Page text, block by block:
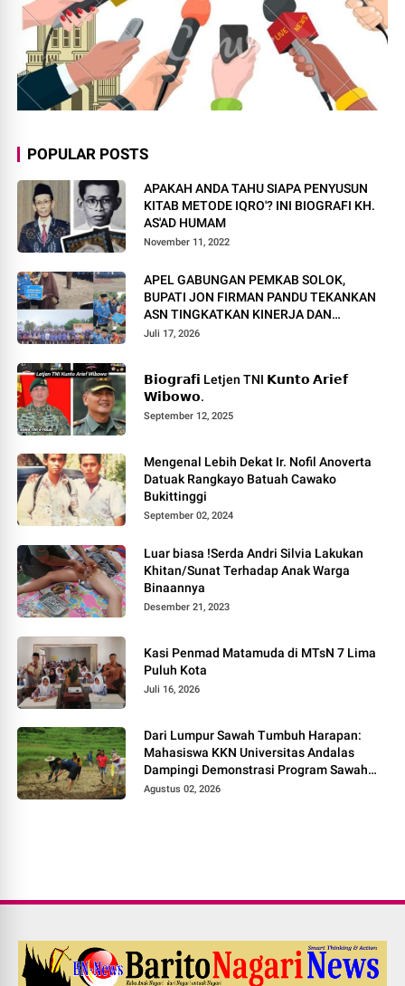
POPULAR POSTS
APAKAH ANDA TAHU SIAPA PENYUSUN
KITAB METODE IQRO'? INI BIOGRAFI KH.
AS'AD HUMAM
November 11, 2022
APEL GABUNGAN PEMKAB SOLOK,
BUPATI JON FIRMAN PANDU TEKANKAN
ASN TINGKATKAN KINERJA DAN
PELAYANAN MASYARAKAT.
Juli 17, 2026
𝗕𝗶𝗼𝗴𝗿𝗮𝗳𝗶 Letjen TNI 𝗞𝘂𝗻𝘁𝗼 𝗔𝗿𝗶𝗲𝗳
𝗪𝗶𝗯𝗼𝘄𝗼.
September 12, 2025
Mengenal Lebih Dekat Ir. Nofil Anoverta
Datuak Rangkayo Batuah Cawako
Bukittinggi
September 02, 2024
Luar biasa !Serda Andri Silvia Lakukan
Khitan/Sunat Terhadap Anak Warga
Binaannya
Desember 21, 2023
Kasi Penmad Matamuda di MTsN 7 Lima
Puluh Kota
Juli 16, 2026
Dari Lumpur Sawah Tumbuh Harapan:
Mahasiswa KKN Universitas Andalas
Dampingi Demonstrasi Program Sawah
Pokok Murah di Jorong Bayua
Agustus 02, 2026